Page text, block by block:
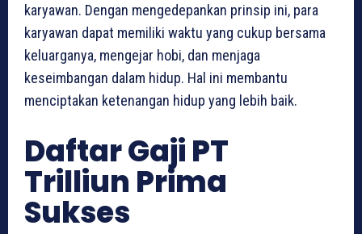
karyawan. Dengan mengedepankan prinsip ini, para
karyawan dapat memiliki waktu yang cukup bersama
keluarganya, mengejar hobi, dan menjaga
keseimbangan dalam hidup. Hal ini membantu
menciptakan ketenangan hidup yang lebih baik.
Daftar Gaji PT
Trilliun Prima
Sukses